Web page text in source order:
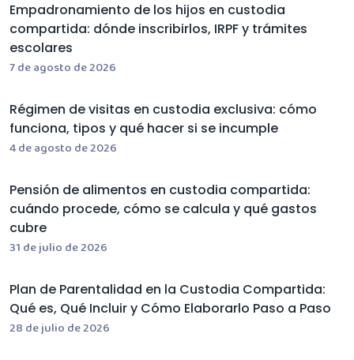
Empadronamiento de los hijos en custodia
compartida: dónde inscribirlos, IRPF y trámites
escolares
7 de agosto de 2026
Régimen de visitas en custodia exclusiva: cómo
funciona, tipos y qué hacer si se incumple
4 de agosto de 2026
Pensión de alimentos en custodia compartida:
cuándo procede, cómo se calcula y qué gastos
cubre
31 de julio de 2026
Plan de Parentalidad en la Custodia Compartida:
Qué es, Qué Incluir y Cómo Elaborarlo Paso a Paso
28 de julio de 2026